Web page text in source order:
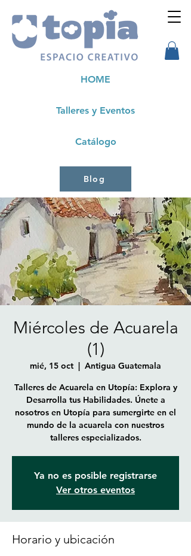
Talleres y Eventos
HOME
Catálogo
Blog
Miércoles de Acuarela
(1)
mié, 15 oct
  |
Antigua Guatemala
Talleres de Acuarela en Utopía: Explora y
Desarrolla tus Habilidades. Únete a
nosotros en Utopía para sumergirte en el
mundo de la acuarela con nuestros
talleres especializados.
Ya no es posible registrarse
Ver otros eventos
Horario y ubicación